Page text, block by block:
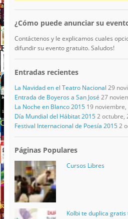
¿Cómo puede anunciar su
Contáctenos y le explicamos cuales
difundir su evento gratuito. Saludos!
Entradas recientes
La Navidad en el Teatro Nacional 29
Entrada de Boyeros a San José 27
La Noche en Blanco 2015 19 noviembre,
Día Mundial del Hábitat 2015 2 octubre,
Festival Internacional de Poesía 2015 2
Páginas Populares
Cursos Libres
Kolbi te duplica